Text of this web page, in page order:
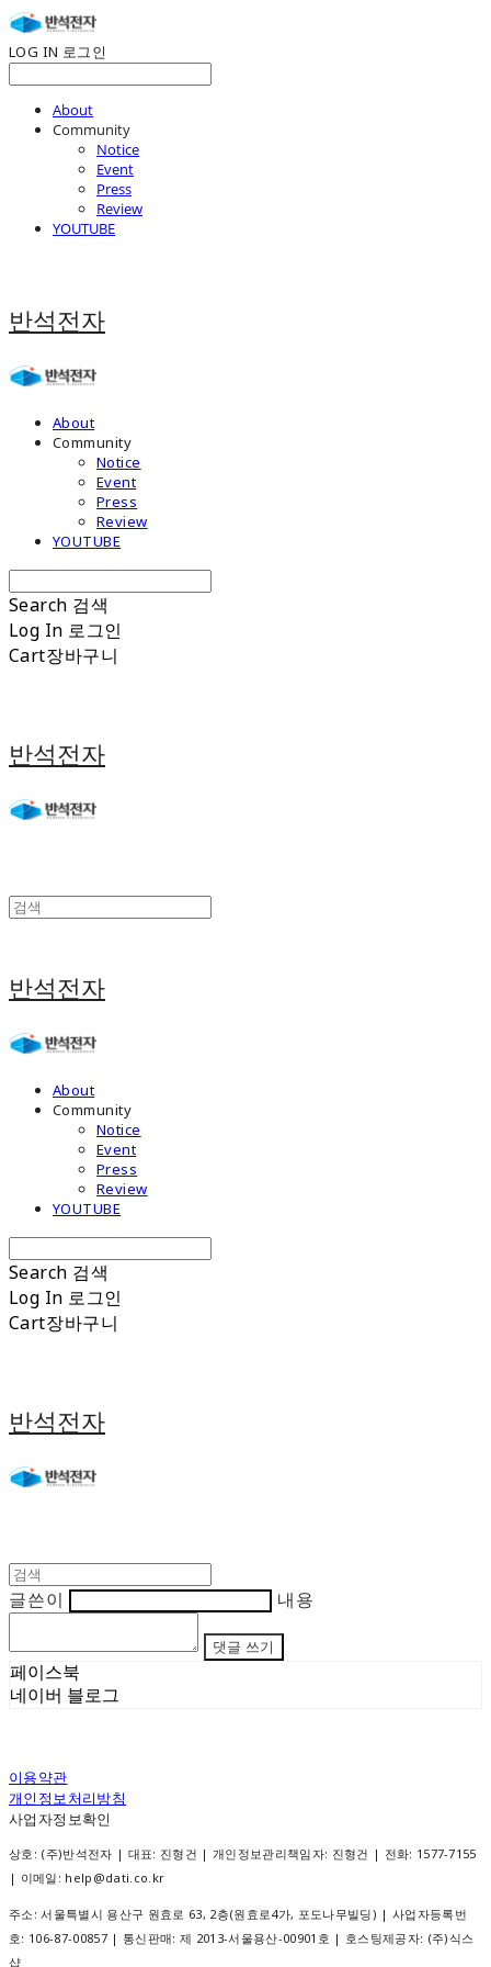
LOG IN 로그인
About
Community
Notice
Event
Press
Review
YOUTUBE
반석전자
About
Community
Notice
Event
Press
Review
YOUTUBE
Search 검색
Log In 로그인
Cart장바구니
반석전자
반석전자
About
Community
Notice
Event
Press
Review
YOUTUBE
Search 검색
Log In 로그인
Cart장바구니
반석전자
글쓴이 내용
댓글 쓰기
페이스북
네이버 블로그
이용약관
개인정보처리방침
사업자정보확인
상호: (주)반석전자 | 대표: 진형건 | 개인정보관리책임자: 진형건 | 전화: 1577-7155
| 이메일: help@dati.co.kr
주소: 서울특별시 용산구 원효로 63, 2층(원효로4가, 포도나무빌딩) | 사업자등록번
호: 106-87-00857| 통신판매: 제 2013-서울용산-00901호 | 호스팅제공자: (주)식스
샵